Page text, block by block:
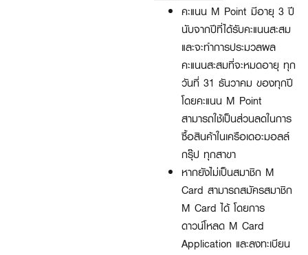
คะแนน M Point มีอายุ 3 ปี
นับจากปีที่ได้รับคะแนนสะสม
และจะทำการประมวลผล
คะแนนสะสมที่จะหมดอายุ ทุก
วันที่ 31 ธันวาคม ของทุกปี
โดยคะแนน M Point
สามารถใช้เป็นส่วนลดในการ
ซื้อสินค้าในเครือเดอะมอลล์
กรุ๊ป ทุกสาขา
หากยังไม่เป็นสมาชิก M
Card สามารถสมัครสมาชิก
M Card ได้ โดยการ
ดาวน์โหลด M Card
Application และลงทะเบียน